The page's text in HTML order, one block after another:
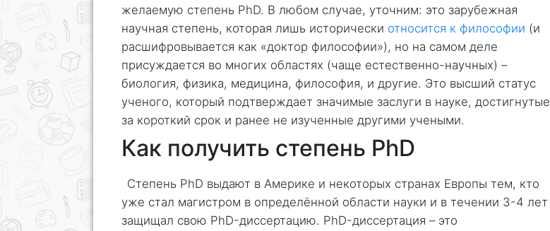
желаемую степень PhD. В любом случае, уточним: это зарубежная
научная степень, которая лишь исторически относится к философии (и
расшифровывается как «доктор философии»), но на самом деле
присуждается во многих областях (чаще естественно-научных) –
биология, физика, медицина, философия, и другие. Это высший статус
ученого, который подтверждает значимые заслуги в науке, достигнутые
за короткий срок и ранее не изученные другими учеными.
Как получить степень PhD
Степень PhD выдают в Америке и некоторых странах Европы тем, кто
уже стал магистром в определённой области науки и в течении 3-4 лет
защищал свою PhD-диссертацию. PhD-диссертация – это